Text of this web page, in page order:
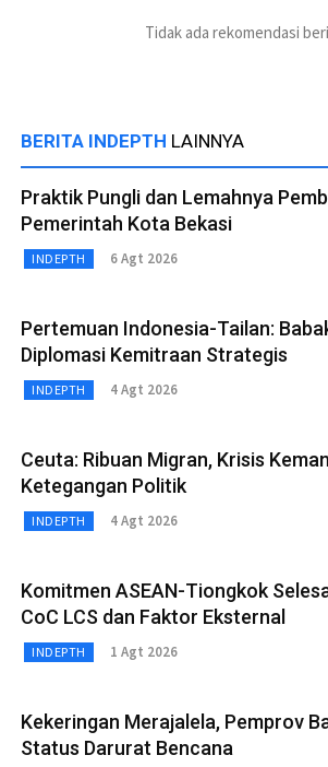
Tidak ada rekomendasi
BERITA INDEPTH LAINNYA
Praktik Pungli dan Lemahnya
Pemerintah Kota Bekasi
INDEPTH 6 Agt 2026
Pertemuan Indonesia-Tailan:
Diplomasi Kemitraan Strategis
INDEPTH 4 Agt 2026
Ceuta: Ribuan Migran, Krisis
Ketegangan Politik
INDEPTH 4 Agt 2026
Komitmen ASEAN-Tiongkok
CoC LCS dan Faktor Eksternal
INDEPTH 1 Agt 2026
Kekeringan Merajalela, Pemprov
Status Darurat Bencana